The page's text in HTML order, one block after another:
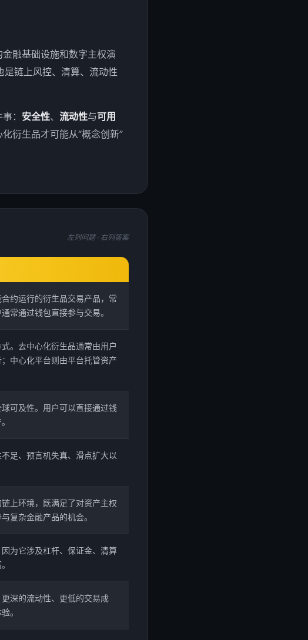
融基础设施和数字主权演
链上风控、清算、流动性
： 安全性、 流动性与可用
衍生品才可能从“概念创新”
左列问题 · 右列答案
约运行的衍生品交易产品，常
常通过钱包直接参与交易。
。去中心化衍生品通常由用户
中心化平台则由平台托管资产
可及性。用户可以直接通过钱
足、预言机失真、滑点扩大以
上环境，既满足了对资产主权
复杂金融产品的机会。
为它涉及杠杆、保证金、清算
深的流动性、更低的交易成
。